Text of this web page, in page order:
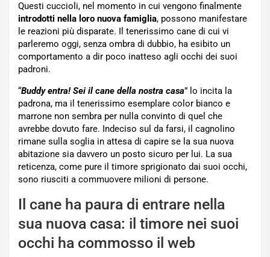
Questi cuccioli, nel momento in cui vengono finalmente
introdotti nella loro nuova famiglia, possono manifestare
le reazioni più disparate. Il tenerissimo cane di cui vi
parleremo oggi, senza ombra di dubbio, ha esibito un
comportamento a dir poco inatteso agli occhi dei suoi
padroni.
“Buddy entra! Sei il cane della nostra casa” lo incita la
padrona, ma il tenerissimo esemplare color bianco e
marrone non sembra per nulla convinto di quel che
avrebbe dovuto fare. Indeciso sul da farsi, il cagnolino
rimane sulla soglia in attesa di capire se la sua nuova
abitazione sia davvero un posto sicuro per lui. La sua
reticenza, come pure il timore sprigionato dai suoi occhi,
sono riusciti a commuovere milioni di persone.
Il cane ha paura di entrare nella
sua nuova casa: il timore nei suoi
occhi ha commosso il web